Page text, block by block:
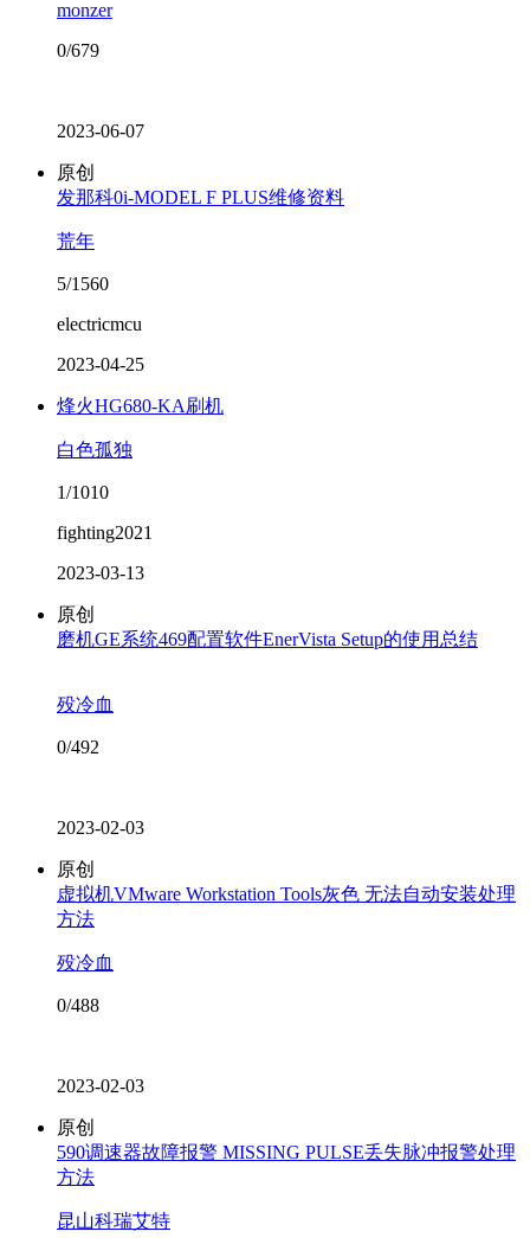
monzer
0/679
2023-06-07
原创
发那科0i-MODEL F PLUS维修资料
荒年
5/1560
electricmcu
2023-04-25
烽火HG680-KA刷机
白色孤独
1/1010
fighting2021
2023-03-13
原创
磨机GE系统469配置软件EnerVista Setup的使用总结
殁冷血
0/492
2023-02-03
原创
虚拟机VMware Workstation Tools灰色 无法自动安装处理
方法
殁冷血
0/488
2023-02-03
原创
590调速器故障报警 MISSING PULSE丢失脉冲报警处理
方法
昆山科瑞艾特